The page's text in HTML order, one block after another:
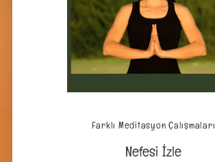
Farklı Meditasyon Çalışmaları
Nefesi İzle